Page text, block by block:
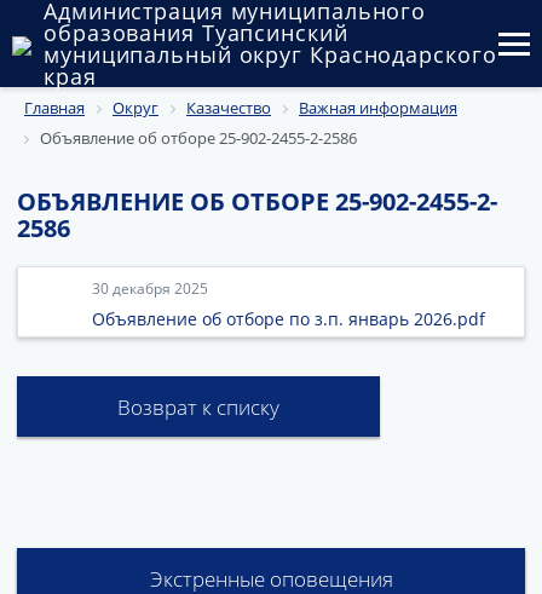
Администрация муниципального
образования Туапсинский
муниципальный округ Краснодарского
края
Округ
Муниципальные закупки
Государственный и муниципальный контроль
Муниципальное имущество
Публичные слушания и общественные обсуждения
Документы
Главная Округ Казачество
Важная информация
Объявление об отборе 25-902-2455-2-2586
ОБЪЯВЛЕНИЕ ОБ ОТБОРЕ 25-902-2455-2-
2586
30 декабря 2025
Объявление об отборе по з.п. январь 2026.pdf
Возврат к списку
Экстренные оповещения